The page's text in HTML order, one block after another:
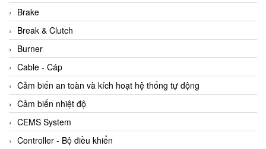
Brake
Break & Clutch
Burner
Cable - Cáp
Cảm biến an toàn và kích hoạt hệ thống tự động
Cảm biến nhiệt độ
CEMS System
Controller - Bộ điều khiển